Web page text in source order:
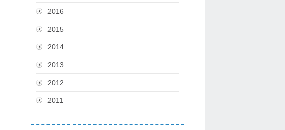
2016
2015
2014
2013
2012
2011